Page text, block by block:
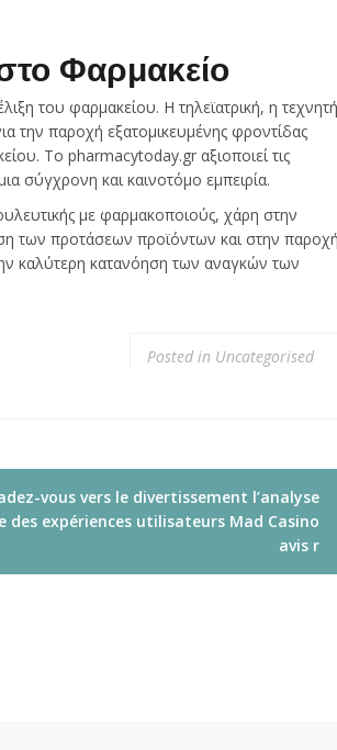
Φαρμακείο
του φαρμακείου. Η τηλεϊατρική, η τεχνητή
την παροχή εξατομικευμένης φροντίδας
Το pharmacytoday.gr αξιοποιεί τις
σύγχρονη και καινοτόμο εμπειρία.
με φαρμακοποιούς, χάρη στην
των προτάσεων προϊόντων και στην
καλύτερη κατανόηση των αναγκών των
Posted in Uncategorised
vous vers le divertissement l’analyse
des expériences utilisateurs Mad Casino
avis r